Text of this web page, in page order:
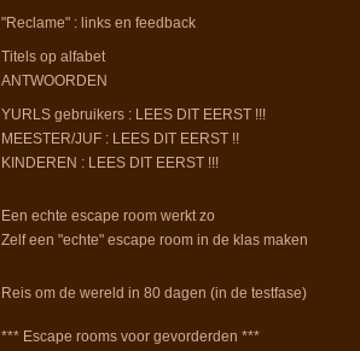
"Reclame" : links en feedback
Titels op alfabet
ANTWOORDEN
YURLS gebruikers : LEES DIT EERST !!!
MEESTER/JUF : LEES DIT EERST !!
KINDEREN : LEES DIT EERST !!!
Een echte escape room werkt zo
Zelf een "echte" escape room in de klas maken
Reis om de wereld in 80 dagen (in de testfase)
*** Escape rooms voor gevorderden ***